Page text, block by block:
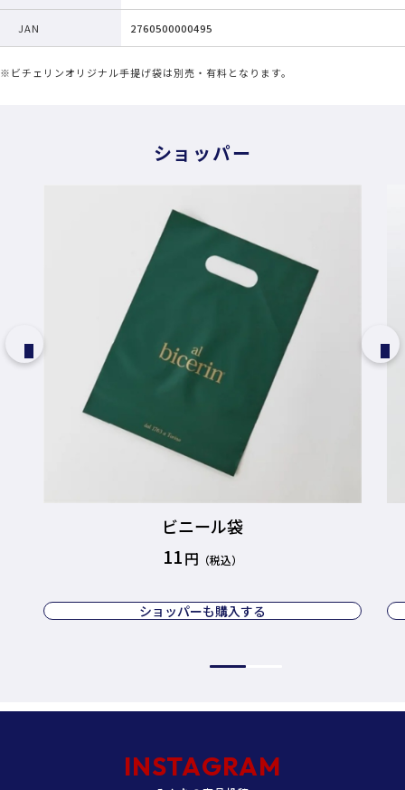
JAN 2760500000495
※ビチェリンオリジナル手提げ袋は別売・有料となります。
ショッパー
ビニール袋
11
ショッパーも購入する
INSTAGRAM